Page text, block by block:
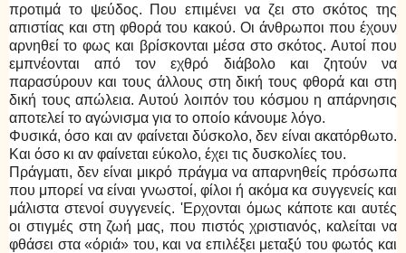
προτιμά το ψεύδος. Που επιμένει να ζει στο σκότος της
απιστίας και στη φθορά του κακού. Οι άνθρωποι που έχουν
αρνηθεί το φως και βρίσκονται μέσα στο σκότος. Αυτοί που
εμπνέονται από τον εχθρό διάβολο και ζητούν να
παρασύρουν και τους άλλους στη δική τους φθορά και στη
δική τους απώλεια. Αυτού λοιπόν του κόσμου η απάρνησις
αποτελεί το αγώνισμα για το οποίο κάνουμε λόγο.
Φυσικά, όσο και αν φαίνεται δύσκολο, δεν είναι ακατόρθωτο.
Και όσο κι αν φαίνεται εύκολο, έχει τις δυσκολίες του.
Πράγματι, δεν είναι μικρό πράγμα να απαρνηθείς πρόσωπα
που μπορεί να είναι γνωστοί, φίλοι ή ακόμα κα συγγενείς και
μάλιστα στενοί συγγενείς. 'Ερχονται όμως κάποτε και αυτές
οι στιγμές στη ζωή μας, που πιστός χριστιανός, καλείται να
φθάσει στα «όριά» του, και να επιλέξει μεταξύ του φωτός και